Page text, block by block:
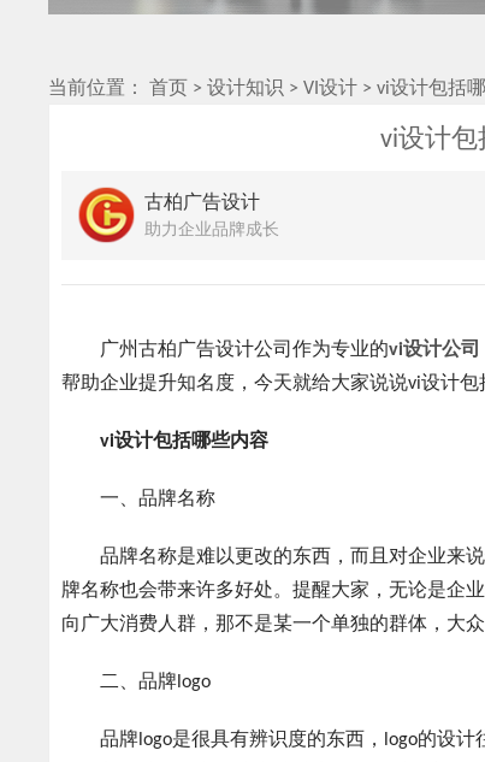
当前位置： 首页 >设计知识 >VI设计 >vi设计包括
vi设计包
古柏广告设计
助力企业品牌成长
广州古柏广告设计公司作为专业的vi设计公司
帮助企业提升知名度，今天就给大家说说vi设计包
vi设计包括哪些内容
一、品牌名称
品牌名称是难以更改的东西，而且对企业来说
牌名称也会带来许多好处。提醒大家，无论是企
向广大消费人群，那不是某一个单独的群体，大
二、品牌logo
品牌logo是很具有辨识度的东西，logo的设计